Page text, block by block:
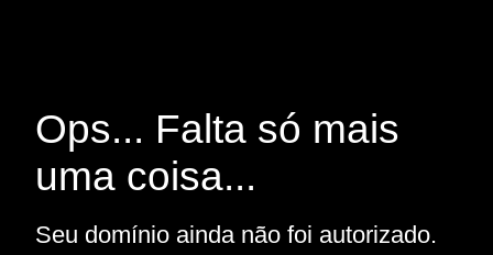
Ops... Falta só mais
uma coisa...
Seu domínio ainda não foi autorizado.